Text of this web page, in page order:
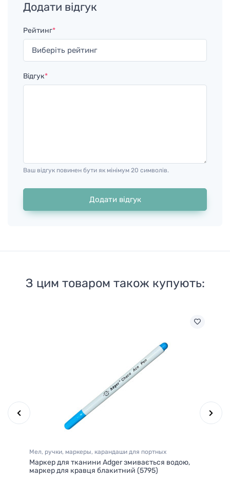
Додати відгук
Рейтинг*
Відгук*
Ваш відгук повинен бути як мінімум 20 символів.
Додати відгук
З цим товаром також купують:
Мел, ручки, маркеры, карандаши для портных
Маркер для тканини Adger змивається водою,
маркер для кравця блакитний (5795)